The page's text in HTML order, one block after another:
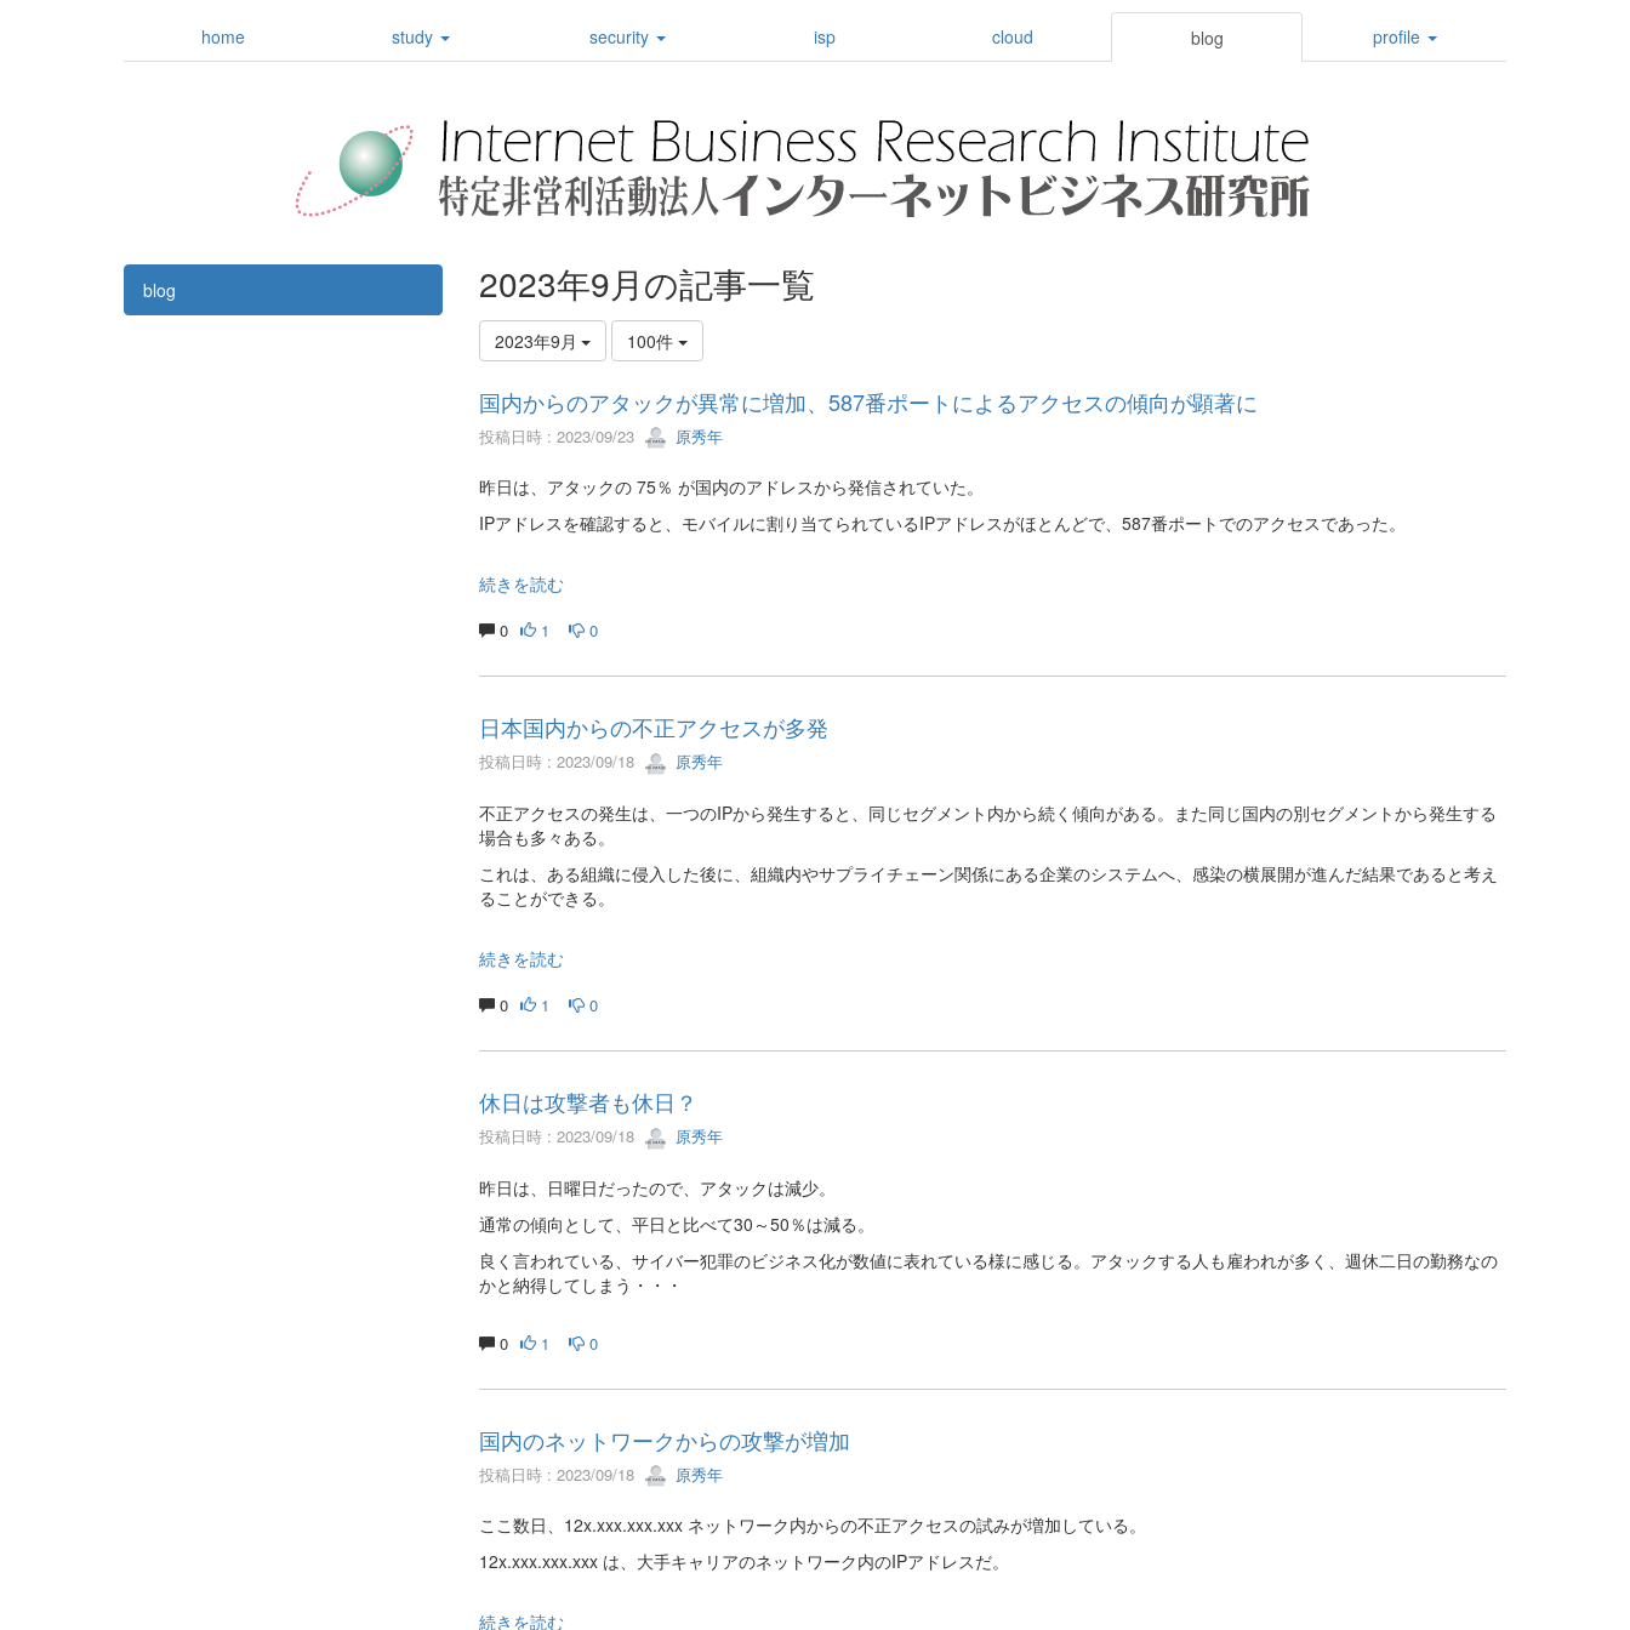
home study security isp cloud blog profile
2023年9月の記事一覧
2023年9月 100件
国内からのアタックが異常に増加、587番ポートによるアクセスの傾向が顕著に
投稿日時 : 2023/09/23 原秀年
昨日は、アタックの 75％ が国内のアドレスから発信されていた。
IPアドレスを確認すると、モバイルに割り当てられているIPアドレスがほとんどで、587番ポートでのアクセスであった。
続きを読む
0 1 0
日本国内からの不正アクセスが多発
投稿日時 : 2023/09/18 原秀年
不正アクセスの発生は、一つのIPから発生すると、同じセグメント内から続く傾向がある。また同じ国内の別セグメントから発生する
場合も多々ある。
これは、ある組織に侵入した後に、組織内やサプライチェーン関係にある企業のシステムへ、感染の横展開が進んだ結果であると考え
ることができる。
続きを読む
0 1 0
休日は攻撃者も休日？
投稿日時 : 2023/09/18 原秀年
昨日は、日曜日だったので、アタックは減少。
通常の傾向として、平日と比べて30～50％は減る。
良く言われている、サイバー犯罪のビジネス化が数値に表れている様に感じる。アタックする人も雇われが多く、週休二日の勤務なの
かと納得してしまう・・・
0 1 0
国内のネットワークからの攻撃が増加
投稿日時 : 2023/09/18 原秀年
ここ数日、12x.xxx.xxx.xxx ネットワーク内からの不正アクセスの試みが増加している。
12x.xxx.xxx.xxx は、大手キャリアのネットワーク内のIPアドレスだ。
続きを読む
blog